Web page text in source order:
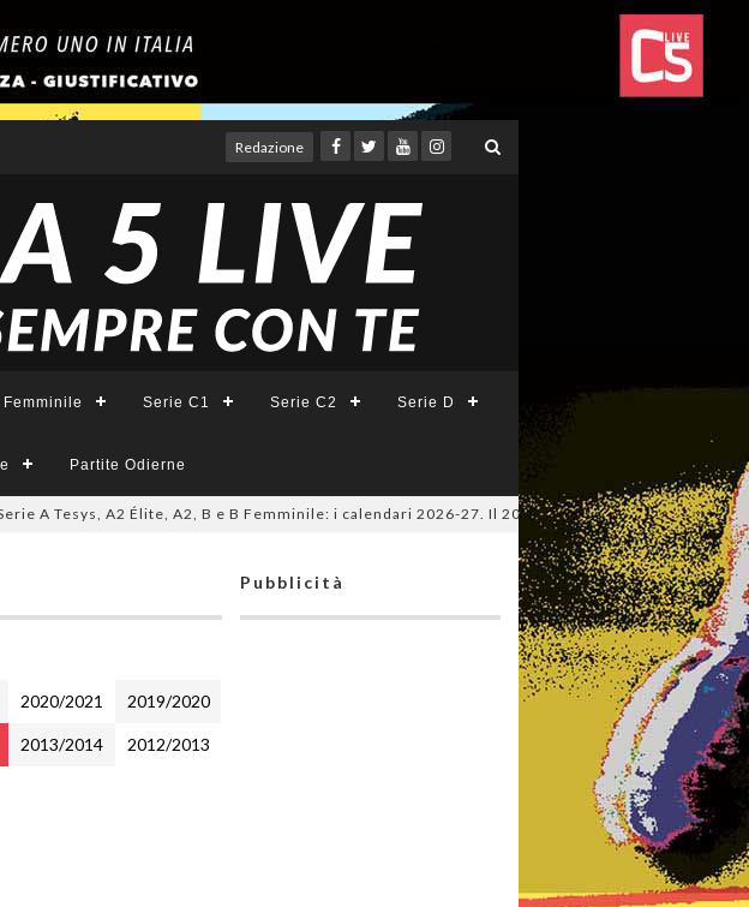
Redazione
Femminile Serie C1 Serie C2 Serie D
Partite Odierne
A2 Élite, A2, B e B Femminile: i calendari 2026-27. Il 20 agosto la presentazione della Serie
2020/2021 2019/2020
2013/2014 2012/2013
Pubblicità